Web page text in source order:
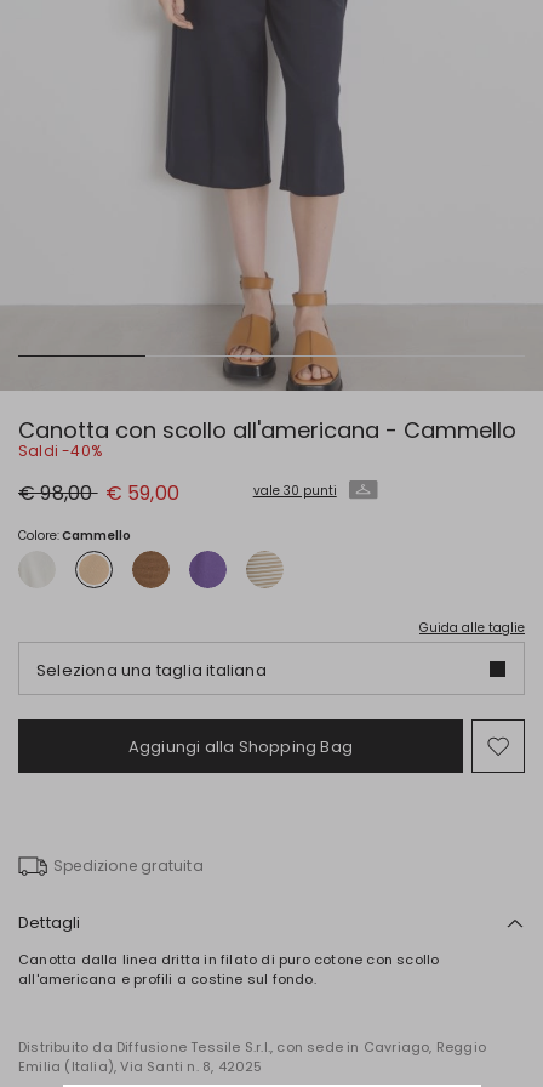
Canotta con scollo all'americana - Cammello
Saldi -40%
Prezzo
originale
98,00
€ 98,00 Nuovo
prezzo
59,00
€ 59,00 vale 30 punti
Colore:Cammello
Guida alle taglie
Seleziona una taglia italiana
Aggiungi alla Shopping Bag
Spedizione gratuita
Dettagli
Canotta dalla linea dritta in filato di puro cotone con scollo
all'americana e profili a costine sul fondo.
Distribuito da Diffusione Tessile S.r.l., con sede in Cavriago, Reggio
Emilia (Italia), Via Santi n. 8, 42025